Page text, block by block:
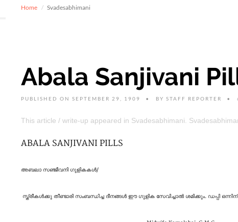
Home Svadesabhimani
Abala Sanjivani
PUBLISHED ON SEPTEMBER 29, 1909 BY STAFF REPORTER
This article / write-up appeared in Svadesabhimani.
ABALA SANJIVANI PILLS
അബലാ സ‍ഞ്ജീവനി ​ഗുളികകൾ/
സ്ത്രീകൾക്കു തീണ്ടാരി സംബന്ധിച്ച ദീനങ്ങൾ ഈ ​ഗുളിക സേവിച്ചാൽ ശമിക്കും. ഡപ്പി